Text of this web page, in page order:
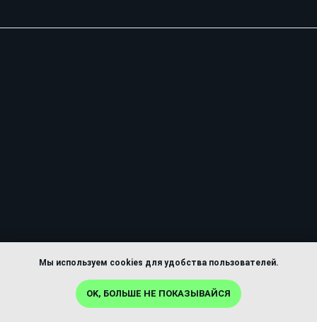
Фонд Википедия запускает
новаторское расширение ChatGPT
Мы используем cookies для удобства пользователей.
OK, БОЛЬШЕ НЕ ПОКАЗЫВАЙСЯ